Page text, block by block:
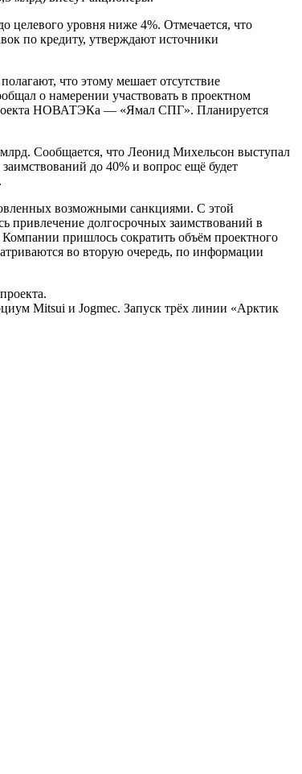
целевого уровня ниже 4%. Отмечается, что
по кредиту, утверждают источники
что этому мешает отсутствие
о намерении участвовать в проектном
проекта НОВАТЭКа — «Ямал СПГ». Планируется
Сообщается, что Леонид Михельсон выступал
до 40% и вопрос ещё будет
возможными санкциями. С этой
долгосрочных заимствований в
пришлось сократить объём проектного
во вторую очередь, по информации
Mitsui и Jogmec. Запуск трёх линии «Арктик